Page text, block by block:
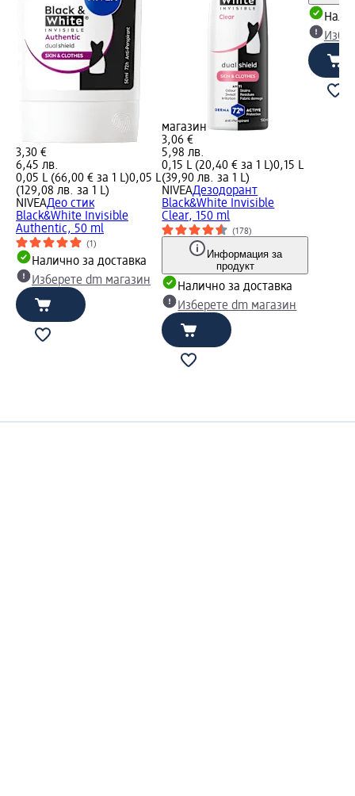
3,30 €
6,45 лв.
0,05 L (66,00 € за 1 L)0,05 L
(129,08 лв. за 1 L)
NIVEAДео стик
Black&White Invisible
Authentic, 50 ml
(1)
Налично за доставка
Изберете dm магазин
магазин
3,06 €
5,98 лв.
0,15 L (20,40 € за 1 L)0,15 L
(39,90 лв. за 1 L)
NIVEAДезодорант
Black&White Invisible
Clear, 150 ml
(178)
Информация за
продукт
Налично за доставка
Изберете dm магазин